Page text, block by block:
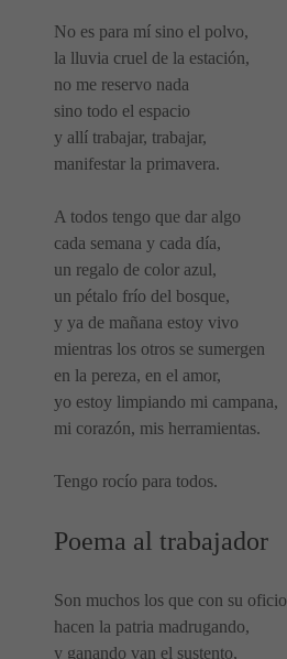
No es para mí sino el polvo,
la lluvia cruel de la estación,
no me reservo nada
sino todo el espacio
y allí trabajar, trabajar,
manifestar la primavera.
A todos tengo que dar algo
cada semana y cada día,
un regalo de color azul,
un pétalo frío del bosque,
y ya de mañana estoy vivo
mientras los otros se sumergen
en la pereza, en el amor,
yo estoy limpiando mi campana,
mi corazón, mis herramientas.
Tengo rocío para todos.
Poema al trabajador
Son muchos los que con su oficio
hacen la patria madrugando,
y ganando van el sustento,